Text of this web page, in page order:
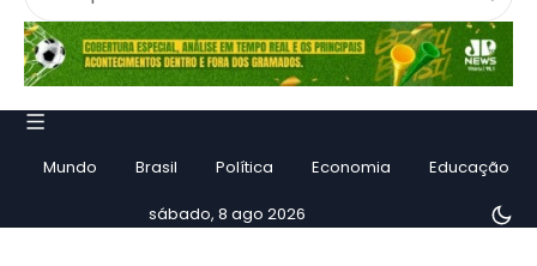
Mundo Brasil Política Economia Educação
sábado, 8 ago 2026